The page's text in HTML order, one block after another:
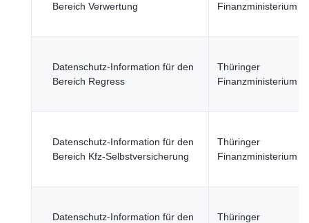
Bereich Verwertung
Finanzministerium
Datenschutz-Information für den
Bereich Regress
Thüringer
Finanzministerium
Datenschutz-Information für den
Bereich Kfz-Selbstversicherung
Thüringer
Finanzministerium
Datenschutz-Information für den
Thüringer